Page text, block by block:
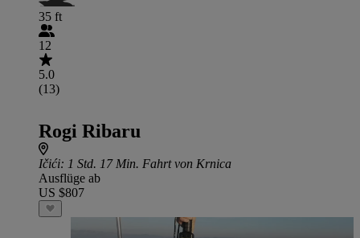
35 ft
12
5.0
(13)
Rogi Ribaru
Ičići: 1 Std. 17 Min. Fahrt von Krnica
Ausflüge ab
US $807